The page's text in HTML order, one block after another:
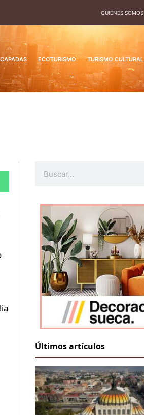
QUIÉNES SOMOS
ECOTURISMO TURISMO CULTURAL
Últimos artículos